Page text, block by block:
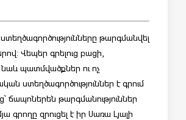
թարգմանվել
Վեպեր գրելուց բացի,
պատմվածքներ ու ոչ
ստեղծագործություններ է գրում
ճապոներեն թարգմանություններ
գրողը զրուցել է իր Սառա Լյալի